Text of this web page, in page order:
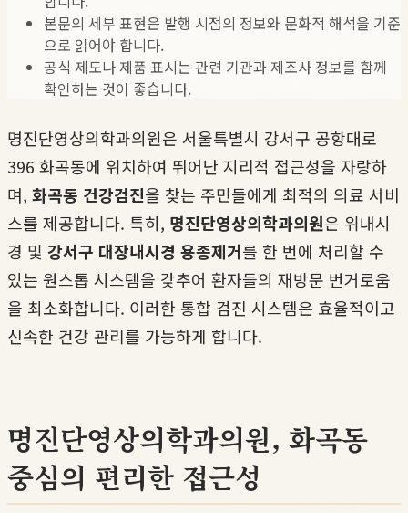
본문의 세부 표현은 발행 시점의 정보와 문화적 해석을 기준
으로 읽어야 합니다.
공식 제도나 제품 표시는 관련 기관과 제조사 정보를 함께
확인하는 것이 좋습니다.
명진단영상의학과의원은 서울특별시 강서구 공항대로
396 화곡동에 위치하여 뛰어난 지리적 접근성을 자랑하
며, 화곡동 건강검진을 찾는 주민들에게 최적의 의료 서비
스를 제공합니다. 특히, 명진단영상의학과의원은 위내시
경 및 강서구 대장내시경 용종제거를 한 번에 처리할 수
있는 원스톱 시스템을 갖추어 환자들의 재방문 번거로움
을 최소화합니다. 이러한 통합 검진 시스템은 효율적이고
신속한 건강 관리를 가능하게 합니다.
명진단영상의학과의원, 화곡동
중심의 편리한 접근성